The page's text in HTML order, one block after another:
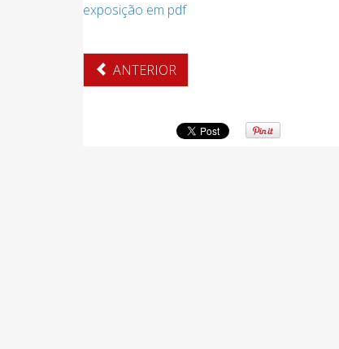
exposição em pdf
ANTERIOR